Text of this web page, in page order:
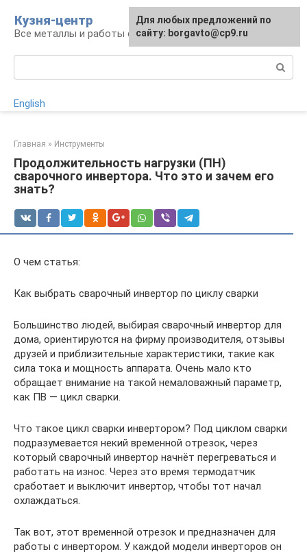
контенту
Кузня-центр
Все металлы и работы с ними
English
Главная » Инструменты
Продолжительность нагрузки (ПН)
сварочного инвертора. Что это и зачем его
знать?
О чем статья:
Как выбрать сварочный инвертор по циклу сварки
Большинство людей, выбирая сварочный инвертор для
дома, ориентируются на фирму производителя, отзывы
друзей и приблизительные характеристики, такие как
сила тока и мощность аппарата. Очень мало кто
обращает внимание на такой немаловажный параметр,
как ПВ — цикл сварки.
Что такое цикл сварки инвертором? Под циклом сварки
подразумевается некий временной отрезок, через
который сварочный инвертор начнёт перегреваться и
работать на износ. Через это время термодатчик
сработает и выключит инвертор, чтобы тот начал
охлаждаться.
Так вот, этот временной отрезок и предназначен для
работы с инвертором. У каждой модели инверторов он
Для любых предложений по
сайту: borgavto@cp9.ru